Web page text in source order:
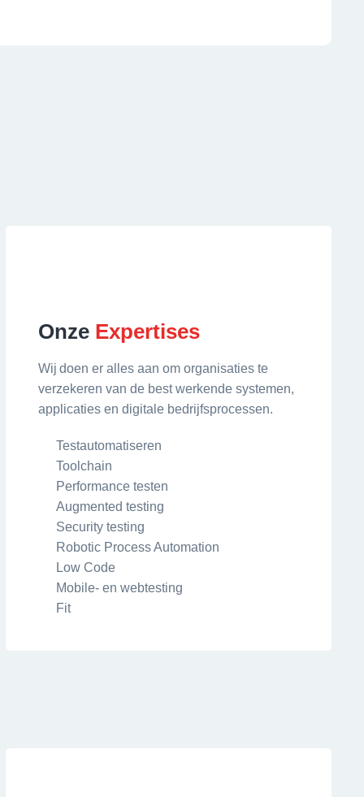
Onze Expertises
Wij doen er alles aan om organisaties te
verzekeren van de best werkende systemen,
applicaties en digitale bedrijfsprocessen.
Testautomatiseren
Toolchain
Performance testen
Augmented testing
Security testing
Robotic Process Automation
Low Code
Mobile- en webtesting
Fit